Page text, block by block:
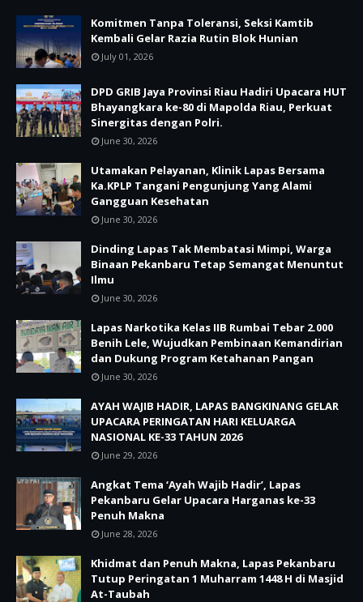
Komitmen Tanpa Toleransi, Seksi Kamtib
Kembali Gelar Razia Rutin Blok Hunian
July 01, 2026
DPD GRIB Jaya Provinsi Riau Hadiri Upacara HUT
Bhayangkara ke-80 di Mapolda Riau, Perkuat
Sinergitas dengan Polri.
June 30, 2026
Utamakan Pelayanan, Klinik Lapas Bersama
Ka.KPLP Tangani Pengunjung Yang Alami
Gangguan Kesehatan
June 30, 2026
Dinding Lapas Tak Membatasi Mimpi, Warga
Binaan Pekanbaru Tetap Semangat Menuntut
Ilmu
June 30, 2026
Lapas Narkotika Kelas IIB Rumbai Tebar 2.000
Benih Lele, Wujudkan Pembinaan Kemandirian
dan Dukung Program Ketahanan Pangan
June 30, 2026
AYAH WAJIB HADIR, LAPAS BANGKINANG GELAR
UPACARA PERINGATAN HARI KELUARGA
NASIONAL KE-33 TAHUN 2026
June 29, 2026
Angkat Tema ‘Ayah Wajib Hadir’, Lapas
Pekanbaru Gelar Upacara Harganas ke-33
Penuh Makna
June 28, 2026
Khidmat dan Penuh Makna, Lapas Pekanbaru
Tutup Peringatan 1 Muharram 1448 H di Masjid
At-Taubah